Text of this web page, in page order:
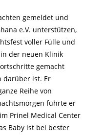
gemeldet und
e.V. unterstützen,
voller Fülle und
der neuen Klinik
gemacht
darüber ist. Er
Reihe von
führte er
Prinel Medical Center
Baby ist bei bester